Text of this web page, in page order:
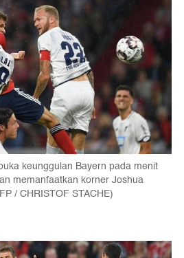
keunggulan Bayern pada menit
memanfaatkan korner Joshua
/ CHRISTOF STACHE)